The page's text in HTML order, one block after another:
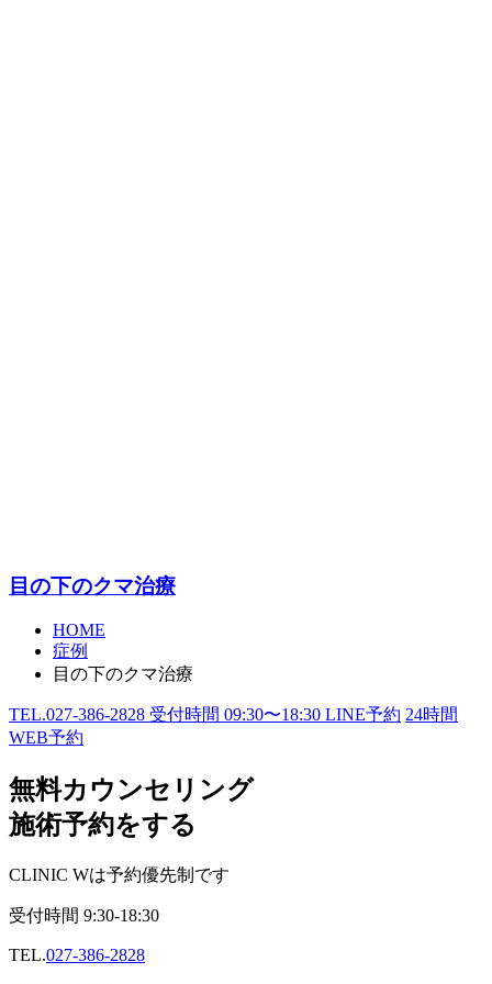
目の下のクマ治療
HOME
症例
目の下のクマ治療
TEL.027-386-2828 受付時間 09:30〜18:30 LINE予約 24時間
WEB予約
無料カウンセリング
施術予約をする
CLINIC Wは予約優先制です
受付時間 9:30-18:30
TEL.027-386-2828